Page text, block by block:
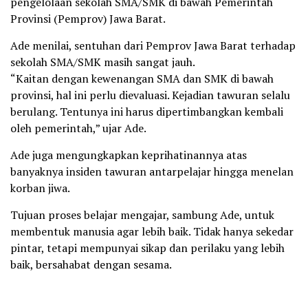
Provinsi (Pemprov) Jawa Barat.
Ade menilai, sentuhan dari Pemprov Jawa Barat terhadap
sekolah SMA/SMK masih sangat jauh.
“Kaitan dengan kewenangan SMA dan SMK di bawah
provinsi, hal ini perlu dievaluasi. Kejadian tawuran selalu
berulang. Tentunya ini harus dipertimbangkan kembali
oleh pemerintah,” ujar Ade.
Ade juga mengungkapkan keprihatinannya atas
banyaknya insiden tawuran antarpelajar hingga menelan
korban jiwa.
Tujuan proses belajar mengajar, sambung Ade, untuk
membentuk manusia agar lebih baik. Tidak hanya sekedar
pintar, tetapi mempunyai sikap dan perilaku yang lebih
baik, bersahabat dengan sesama.